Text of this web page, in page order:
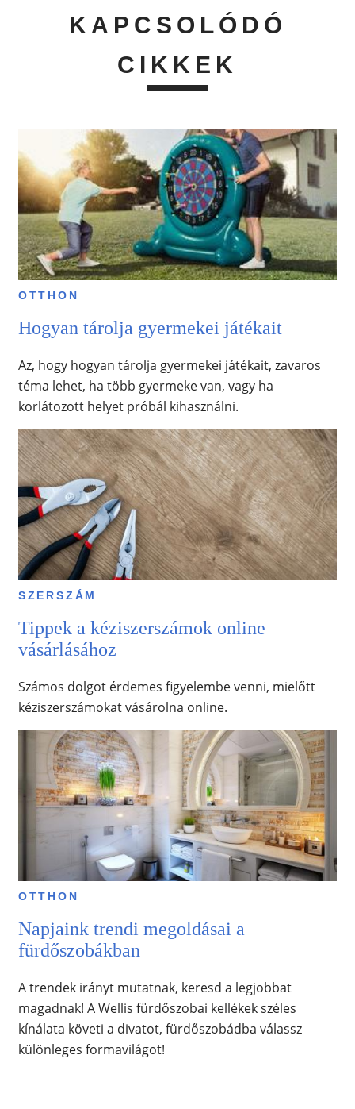
KAPCSOLÓDÓ
CIKKEK
OTTHON
Hogyan tárolja gyermekei játékait
Az, hogy hogyan tárolja gyermekei játékait, zavaros
téma lehet, ha több gyermeke van, vagy ha
korlátozott helyet próbál kihasználni.
SZERSZÁM
Tippek a kéziszerszámok online
vásárlásához
Számos dolgot érdemes figyelembe venni, mielőtt
kéziszerszámokat vásárolna online.
OTTHON
Napjaink trendi megoldásai a
fürdőszobákban
A trendek irányt mutatnak, keresd a legjobbat
magadnak! A Wellis fürdőszobai kellékek széles
kínálata követi a divatot, fürdőszobádba válassz
különleges formavilágot!